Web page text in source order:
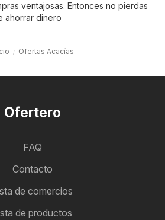
ventajosas. Entonces no pierdas
ahorrar dinero
Ofertas Acacías
Ofertero
FAQ
Contacto
de comercios
de productos